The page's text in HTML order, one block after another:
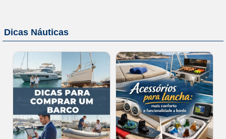
Dicas Náuticas